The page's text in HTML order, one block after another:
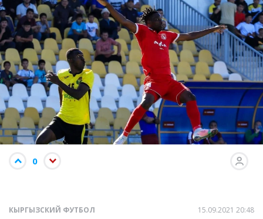
0
КЫРГЫЗСКИЙ ФУТБОЛ 15.09.2021 20:48